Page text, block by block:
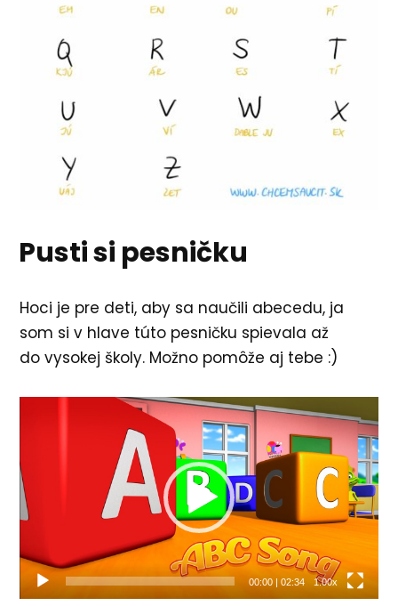
Pusti si pesničku
Hoci je pre deti, aby sa naučili abecedu, ja
som si v hlave túto pesničku spievala až
do vysokej školy. Možno pomôže aj tebe :)
00:00| 02:34 1.00x